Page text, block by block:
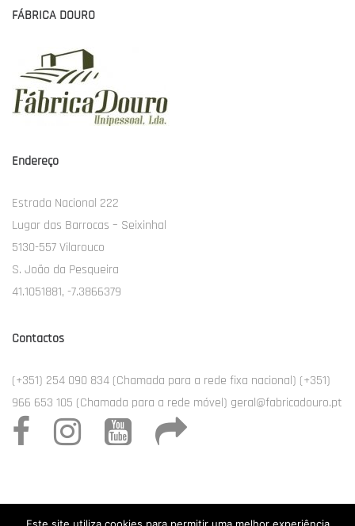
FÁBRICA DOURO
Endereço
Estrada Nacional 222
Lugar das Barrocas – Seixinhal
5130-557 Vilarouco
S. João da Pesqueira
41.1051881, -7.3866379
Contactos
(+351) 254 090 834 (Chamada para a rede fixa nacional) (+351)
966 653 105 (Chamada para a rede móvel) geral@fabricadouro.pt